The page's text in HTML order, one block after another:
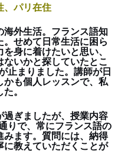
、パリ在住
海外生活。フランス語知
せめて日常生活に困ら
身に着けたいと思い、
いかと探していたとこ
止まりました。講師が日
も個人レッスンで、私
。
ぎましたが、授業内容
りで、常にフランス語の
ます。質問には、納得
教えていただくことが